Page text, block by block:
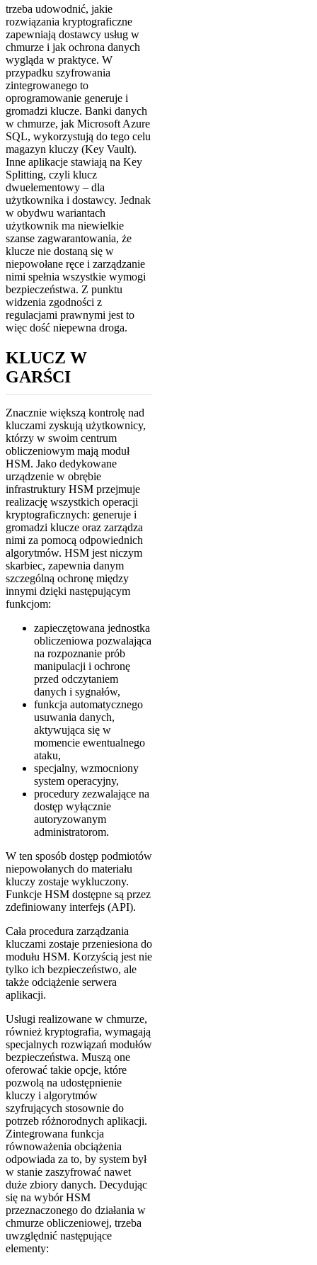
trzeba udowodnić, jakie
rozwiązania kryptograficzne
zapewniają dostawcy usług w
chmurze i jak ochrona danych
wygląda w praktyce. W
przypadku szyfrowania
zintegrowanego to
oprogramowanie generuje i
gromadzi klucze. Banki danych
w chmurze, jak Microsoft Azure
SQL, wykorzystują do tego celu
magazyn kluczy (Key Vault).
Inne aplikacje stawiają na Key
Splitting, czyli klucz
dwuelementowy – dla
użytkownika i dostawcy. Jednak
w obydwu wariantach
użytkownik ma niewielkie
szanse zagwarantowania, że
klucze nie dostaną się w
niepowołane ręce i zarządzanie
nimi spełnia wszystkie wymogi
bezpieczeństwa. Z punktu
widzenia zgodności z
regulacjami prawnymi jest to
więc dość niepewna droga.
KLUCZ W
GARŚCI
Znacznie większą kontrolę nad
kluczami zyskują użytkownicy,
którzy w swoim centrum
obliczeniowym mają moduł
HSM. Jako dedykowane
urządzenie w obrębie
infrastruktury HSM przejmuje
realizację wszystkich operacji
kryptograficznych: generuje i
gromadzi klucze oraz zarządza
nimi za pomocą odpowiednich
algorytmów. HSM jest niczym
skarbiec, zapewnia danym
szczególną ochronę między
innymi dzięki następującym
funkcjom:
zapieczętowana jednostka
obliczeniowa pozwalająca
na rozpoznanie prób
manipulacji i ochronę
przed odczytaniem
danych i sygnałów,
funkcja automatycznego
usuwania danych,
aktywująca się w
momencie ewentualnego
ataku,
specjalny, wzmocniony
system operacyjny,
procedury zezwalające na
dostęp wyłącznie
autoryzowanym
administratorom.
W ten sposób dostęp podmiotów
niepowołanych do materiału
kluczy zostaje wykluczony.
Funkcje HSM dostępne są przez
zdefiniowany interfejs (API).
Cała procedura zarządzania
kluczami zostaje przeniesiona do
modułu HSM. Korzyścią jest nie
tylko ich bezpieczeństwo, ale
także odciążenie serwera
aplikacji.
Usługi realizowane w chmurze,
również kryptografia, wymagają
specjalnych rozwiązań modułów
bezpieczeństwa. Muszą one
oferować takie opcje, które
pozwolą na udostępnienie
kluczy i algorytmów
szyfrujących stosownie do
potrzeb różnorodnych aplikacji.
Zintegrowana funkcja
równoważenia obciążenia
odpowiada za to, by system był
w stanie zaszyfrować nawet
duże zbiory danych. Decydując
się na wybór HSM
przeznaczonego do działania w
chmurze obliczeniowej, trzeba
uwzględnić następujące
elementy: